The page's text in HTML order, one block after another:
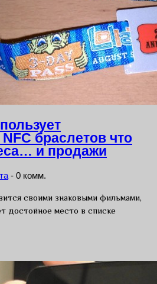
браслетов что
и продажи
- 0 комм.
своими знаковыми фильмами,
достойное место в списке